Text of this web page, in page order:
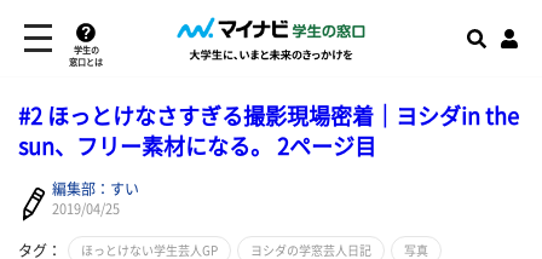
学生の
窓口とは
#2 ほっとけなさすぎる撮影現場密着｜ヨシダin the
sun、フリー素材になる。 2ページ目
編集部：すい
2019/04/25
タグ： ほっとけない学生芸人GP ヨシダの学窓芸人日記 写真